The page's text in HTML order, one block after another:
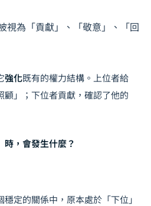
視為「貢獻」、「敬意」、「回
強化既有的權力結構。上位者給
」；下位者貢獻，確認了他的
時，會發生什麼？
定的關係中，原本處於「下位」